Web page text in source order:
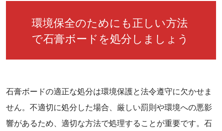
環境保全のためにも正しい方法
で石膏ボードを処分しましょう
石膏ボードの適正な処分は環境保護と法令遵守に欠かせま
せん。不適切に処分した場合、厳しい罰則や環境への悪影
響があるため、適切な方法で処理することが重要です。石